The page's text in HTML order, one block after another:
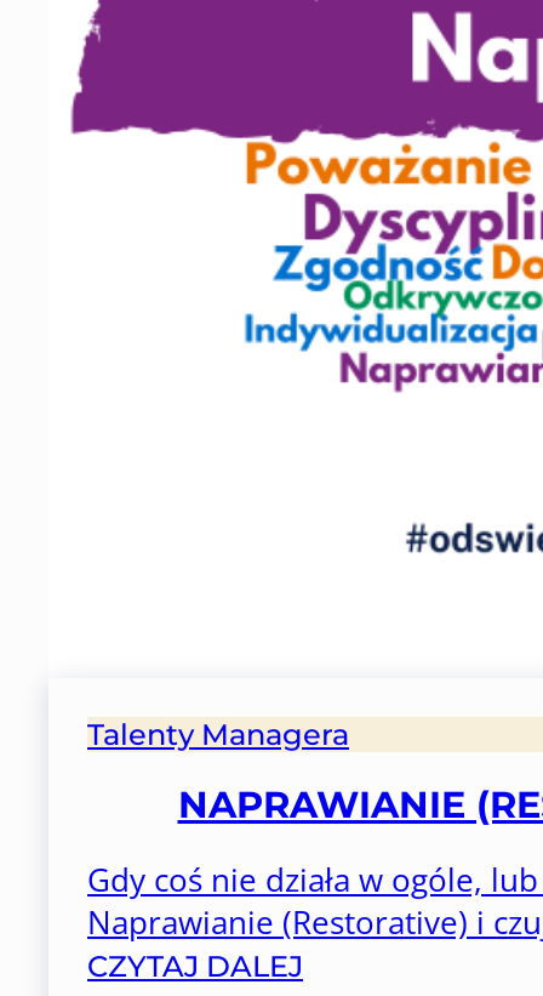
Talenty Managera
NAPRAWIANIE
Gdy coś nie działa w ogóle,
Naprawianie (Restorative) i
CZYTAJ DALEJ